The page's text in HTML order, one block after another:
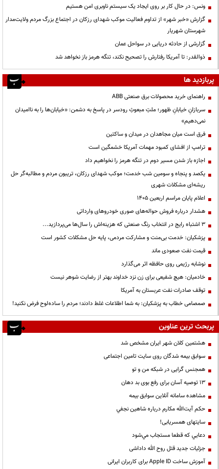
ونس: در حال کار بر روی ایجاد یک سیستم ناوبری امن هستیم
گزارش «خبر شهر» از تداوم فعالیت موکب شهدای رزکان در اجتماع بزرگ مردم ولایت‌مدار
شهرستان شهریار
گزارشی از حادثه دریایی در سواحل عمان
ذوالقدر: تا آمریکا رفتارش را تصحیح نکند، تنگه هرمز باز نخواهد شد
پربازدید ها
راهنمای خرید محصولات برق صنعتی ABB
سربازانِ خیابانِ ظهور؛ ملتِ مبعوثِ رودسر در پاسخ به دشمن: «خیابان‌ها را به ناامیدان
نمی‌دهیم»
فرق است میان مجاهدان در میدان و ساکتین
ترامپ از افشای کمبود مهمات آمریکا خشمگین است
اجازه باز شدن مسیر دوم در تنگه هرمز را نخواهیم داد
یکصد و پنجاه و سومین شب خدمت؛ موکب شهدای رزکان، تریبون مردم و مطالبه‌گر حل
ریشه‌ای مشکلات شهری
اعلام پایان مراسم اربعین ۱۴۰۵
هشدار درباره فروش حواله‌های صوری خودروهای وارداتی
3 اشتباه رایج در انتخاب رنگ صنعتی که هزینه‌اش را سال‌ها می‌پردازید...
پزشکیان: خدمت بی‌منت و مشارکت مردمی، پایه حل مشکلات کشور است
قیمت نفت صعودی ماند
نوشابه رژیمی روی حافظه اثر می‌گذارد
خادمیان: هیچ شفیعی برای زن نزد خداوند بهتر از رضایت شوهر نیست
توقف صادرات نفت عربستان به آمریکا
صمصامی خطاب به پزشکیان: به شما اطلاعات غلط دادند؛ مردم را ساده‌لوح فرض نکنید!
پربحث ترین عناوین
هشتمین کلان شهر ایران مشخص شد
سوابق بیمه شدگان روی سایت تامین اجتماعی
همجنس گرایی در شبکه من و تو
13 توصیه آسان برای رفع بوی بد دهان
مشاهده سامانه آنلاين سوابق بیمه
حكم آيت‌الله مكارم درباره شاهين نجفي
سایتهای همسریابی!
دعايي كه قطعا مستجاب مي‌شود
جزئیات جدید قتل روح الله داداشی
آموزش ساخت Apple ID برای کاربران ایرانی